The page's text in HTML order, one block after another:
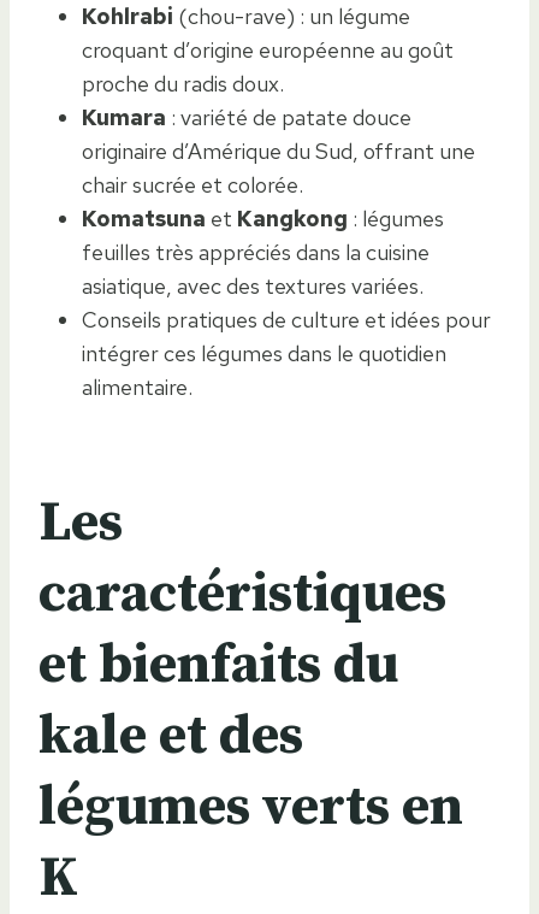
Kohlrabi (chou-rave) : un légume
croquant d’origine européenne au goût
proche du radis doux.
Kumara : variété de patate douce
originaire d’Amérique du Sud, offrant une
chair sucrée et colorée.
Komatsuna et Kangkong : légumes
feuilles très appréciés dans la cuisine
asiatique, avec des textures variées.
Conseils pratiques de culture et idées pour
intégrer ces légumes dans le quotidien
alimentaire.
Les
caractéristiques
et bienfaits du
kale et des
légumes verts en
K